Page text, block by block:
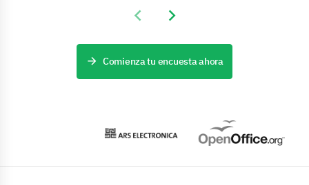
Previous slide
Next slide
Comienza tu encuesta ahora